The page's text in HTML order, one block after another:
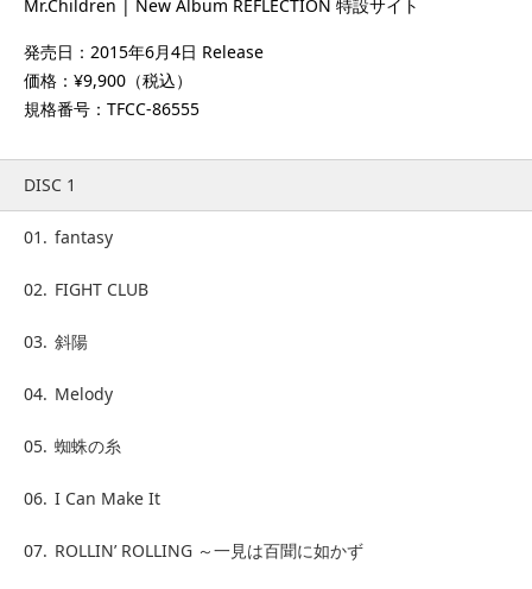
Mr.Children | New Album REFLECTION 特設サイト
発売日：2015年6月4日 Release
価格：¥9,900（税込）
規格番号：TFCC-86555
DISC 1
01. fantasy
02. FIGHT CLUB
03. 斜陽
04. Melody
05. 蜘蛛の糸
06. I Can Make It
07. ROLLIN’ ROLLING ～一見は百聞に如かず